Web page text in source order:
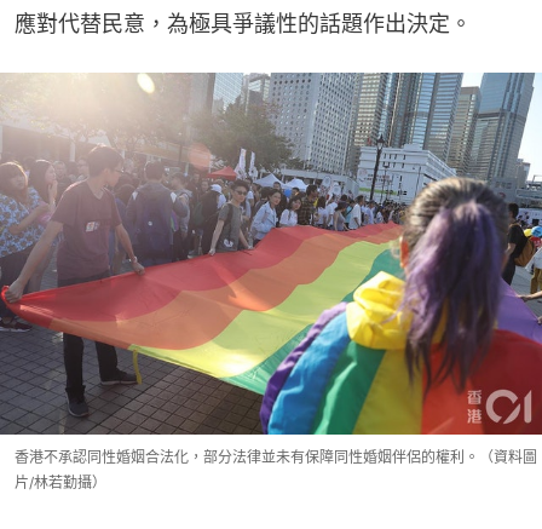
應對代替民意，為極具爭議性的話題作出決定。
香港不承認同性婚姻合法化，部分法律並未有保障同性婚姻伴侶的權利。（資料圖
片/林若勤攝）